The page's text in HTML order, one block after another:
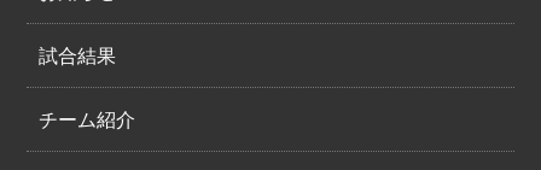
試合結果
チーム紹介